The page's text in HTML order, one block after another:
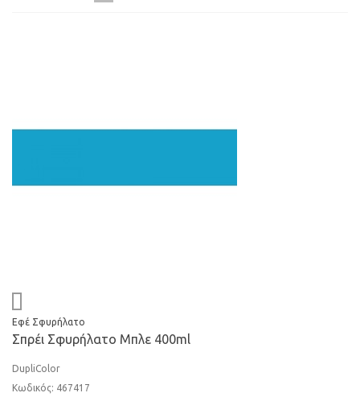
Εφέ Σφυρήλατο
Σπρέι Σφυρήλατο Μπλε 400ml
DupliColor
Κωδικός: 467417